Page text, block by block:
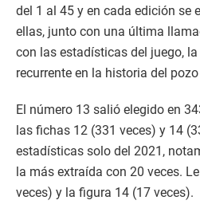
del 1 al 45 y en cada edición se
ellas, junto con una última
con las estadísticas del juego,
recurrente en la historia del
El número 13 salió elegido en
las fichas 12 (331 veces) y 14
estadísticas solo del 2021,
la más extraída con 20 veces.
veces) y la figura 14 (17 veces).